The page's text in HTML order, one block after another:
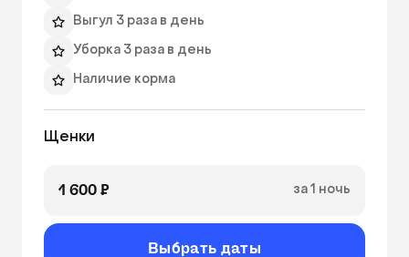
Выгул 3 раза в день
Уборка 3 раза в день
Наличие корма
Щенки
1 600 ₽ за 1 ночь
Выбрать даты